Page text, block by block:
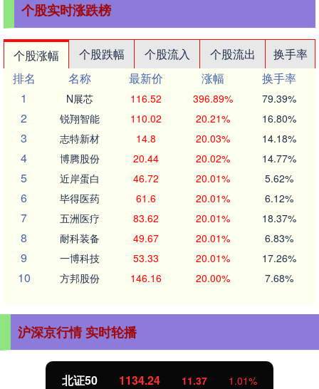
个股实时涨跌榜
个股涨幅 个股跌幅 个股流入 个股流出
换手率
排名
名称 最新价 涨幅
换手率
1
N展芯 116.52 396.89% 79.39%
2 锐翔智能 110.02 20.21% 16.80%
3 志特新材 14.8 20.03% 14.18%
4 博腾股份 20.44 20.02% 14.77%
5 近岸蛋白 46.72 20.01% 5.62%
6 毕得医药 61.6 20.01% 6.12%
7 五洲医疗 83.62 20.01% 18.37%
8 耐科装备 49.67 20.01% 6.83%
9 一博科技 53.33 20.01% 17.26%
10 方邦股份 146.16 20.00% 7.68%
沪深京行情 实时轮播
北证50 1134.24 11.37 1.01%